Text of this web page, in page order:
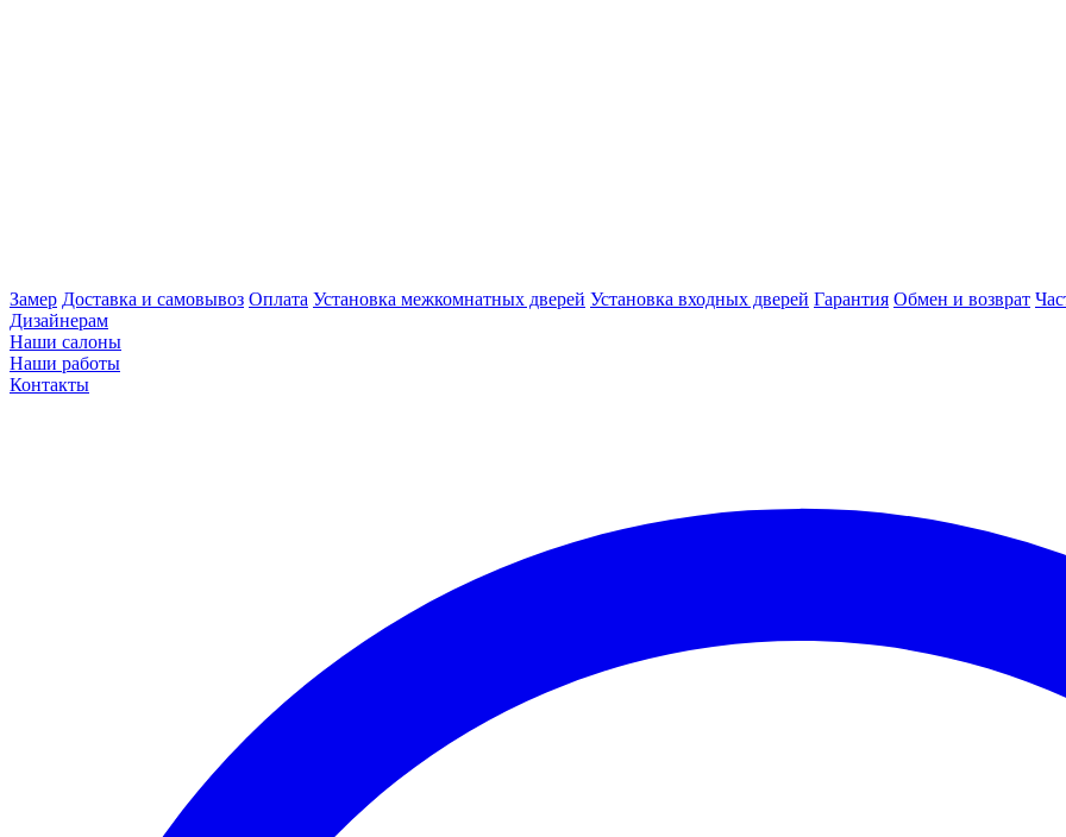
Замер Доставка и самовывоз Оплата Установка межкомнатных дверей Установка входных дверей Гарантия Обмен и возврат
Дизайнерам
Наши салоны
Наши работы
Контакты